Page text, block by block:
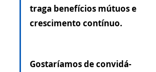
traga benefícios mútuos e
crescimento contínuo.
Gostaríamos de convidá-